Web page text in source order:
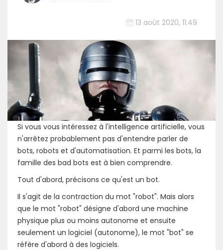
13 août 2020, 11:49
Si vous vous intéressez à l'intelligence artificielle, vous
n'arrêtez probablement pas d'entendre parler de
bots, robots et d'automatisation. Et parmi les bots, la
famille des bad bots est à bien comprendre.
Tout d'abord, précisons ce qu'est un bot.
Il s'agit de la contraction du mot "robot". Mais alors
que le mot "robot" désigne d'abord une machine
physique plus ou moins autonome et ensuite
seulement un logiciel (autonome), le mot "bot" se
réfère d'abord à des logiciels.